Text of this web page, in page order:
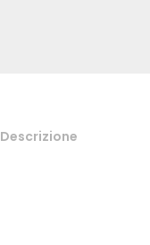
Descrizione